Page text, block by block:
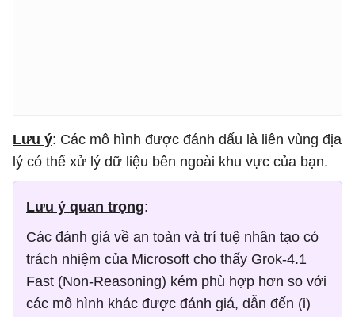
Lưu ý: Các mô hình được đánh dấu là liên vùng địa
lý có thể xử lý dữ liệu bên ngoài khu vực của bạn.
Lưu ý quan trọng:
Các đánh giá về an toàn và trí tuệ nhân tạo có
trách nhiệm của Microsoft cho thấy Grok-4.1
Fast (Non-Reasoning) kém phù hợp hơn so với
các mô hình khác được đánh giá, dẫn đến (i)